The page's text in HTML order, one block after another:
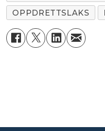
OPPDRETTSLAKS